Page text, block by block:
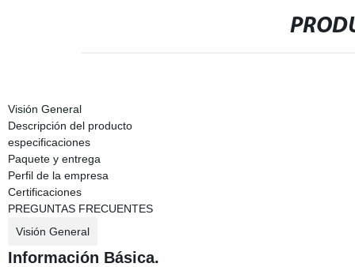
Visión General
Descripción del producto
especificaciones
Paquete y entrega
Perfil de la empresa
Certificaciones
PREGUNTAS FRECUENTES
Visión General
Información Básica.